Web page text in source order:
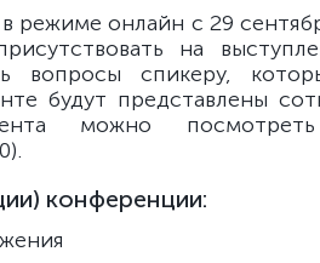
режиме онлайн c 29
на
вопросы спикеру,
будут представлены
можно
конференции: